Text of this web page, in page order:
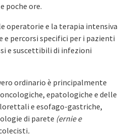
poche ore.
operatorie e la terapia intensiva
percorsi specifici per i pazienti
e suscettibili di infezioni
ordinario è principalmente
epatologiche e delle
e esofago-gastriche,
di parete (ernie e
.